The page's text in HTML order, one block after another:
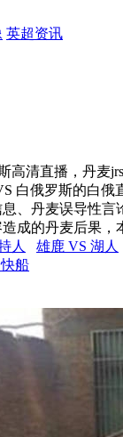
英超资讯
高清直播，丹麦
白俄罗斯的白俄
、丹麦误导性
成的丹麦后果，
人
雄鹿 VS 湖人
船